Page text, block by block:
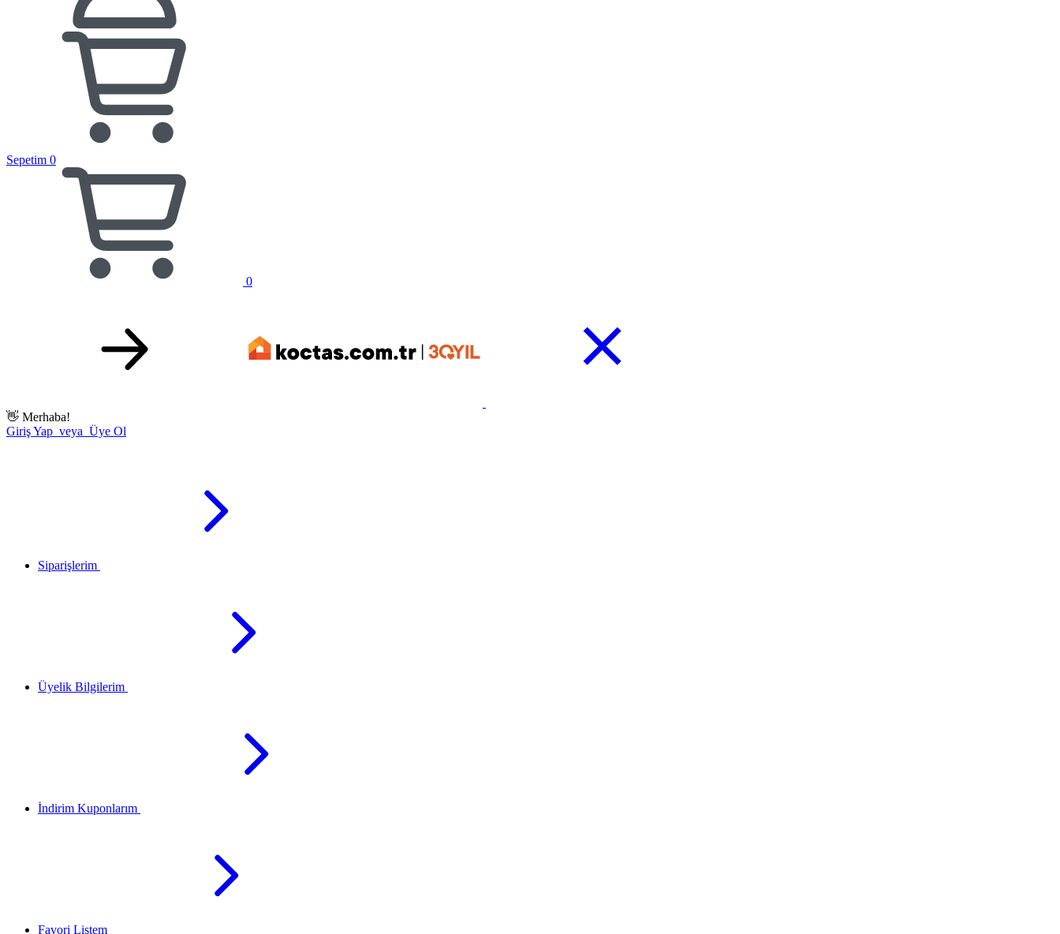
Sepetim 0
0
👋 Merhaba!
Giriş Yap veya Üye Ol
Siparişlerim
Üyelik Bilgilerim
İndirim Kuponlarım
Favori Listem